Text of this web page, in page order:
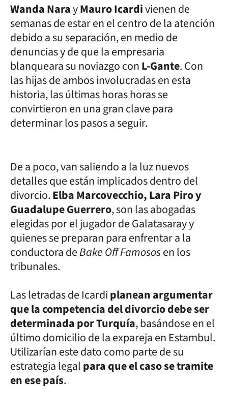
Wanda NarayMauro Icardivienen de
semanas de estar en el centro de la atención
debido a su separación, en medio de
denuncias y de que la empresaria
blanqueara su noviazgo conL-Gante. Con
las hijas de ambos involucradas en esta
historia, las últimas horas horas se
convirtieron en una gran clave para
determinar los pasos a seguir.
De a poco, van saliendo a la luz nuevos
detalles que están implicados dentro del
divorcio.Elba Marcovecchio, Lara Piro y
Guadalupe Guerrero, son las abogadas
elegidas por el jugador de Galatasaray y
quienes se preparan para enfrentar a la
conductora deBake Off Famososen los
tribunales.
Las letradas de Icardiplanean argumentar
que la competencia del divorcio debe ser
determinada por Turquía, basándose en el
último domicilio de la expareja en Estambul.
Utilizarían este dato como parte de su
estrategia legalpara que el caso se tramite
en ese país.